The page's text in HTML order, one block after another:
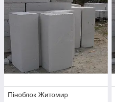
Піноблок Житомир